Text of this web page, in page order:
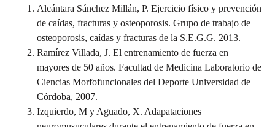
Alcántara Sánchez Millán, P. Ejercicio físico y prevención
de caídas, fracturas y osteoporosis. Grupo de trabajo de
osteoporosis, caídas y fracturas de la S.E.G.G. 2013.
Ramírez Villada, J. El entrenamiento de fuerza en
mayores de 50 años. Facultad de Medicina Laboratorio de
Ciencias Morfofuncionales del Deporte Universidad de
Córdoba, 2007.
Izquierdo, M y Aguado, X. Adapataciones